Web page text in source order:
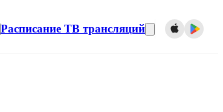
Расписание ТВ трансляций